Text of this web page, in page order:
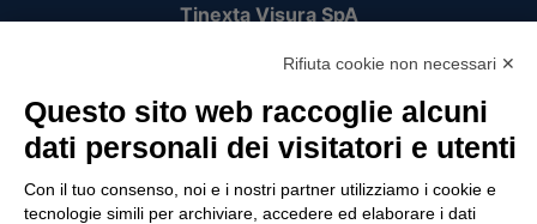
Tinexta Visura SpA
Società con Socio Unico
Società soggetta alla direzione e coordinamento
di Tinexta SpA
P.IVA 05338771008 REA n. 877679
Rifiuta cookie non necessari ✕
Questo sito web raccoglie alcuni
dati personali dei visitatori e utenti
Con il tuo consenso, noi e i nostri partner utilizziamo i cookie e
tecnologie simili per archiviare, accedere ed elaborare i dati